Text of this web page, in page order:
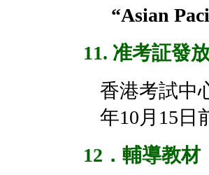
“Asian
11. 准考証發
香港考試中
年10月15日
12 ．輔導教材